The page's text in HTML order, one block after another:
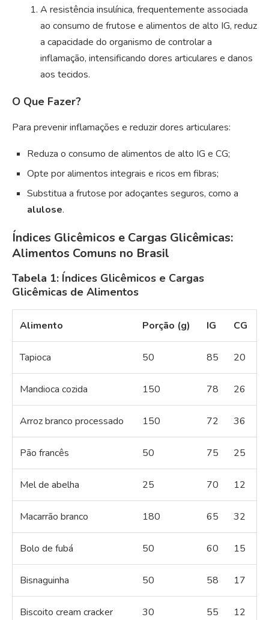
A resistência insulínica, frequentemente associada
ao consumo de frutose e alimentos de alto IG, reduz
a capacidade do organismo de controlar a
inflamação, intensificando dores articulares e danos
aos tecidos.
O Que Fazer?
Para prevenir inflamações e reduzir dores articulares:
Reduza o consumo de alimentos de alto IG e CG;
Opte por alimentos integrais e ricos em fibras;
Substitua a frutose por adoçantes seguros, como a
alulose.
Índices Glicêmicos e Cargas Glicêmicas:
Alimentos Comuns no Brasil
Tabela 1: Índices Glicêmicos e Cargas
Glicêmicas de Alimentos
Alimento Porção (g) IG CG
Tapioca 50 85 20
Mandioca cozida 150 78 26
Arroz branco processado 150 72 36
Pão francês 50 75 25
Mel de abelha 25 70 12
Macarrão branco 180 65 32
Bolo de fubá 50 60 15
Bisnaguinha 50 58 17
Biscoito cream cracker 30 55 12